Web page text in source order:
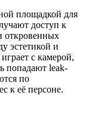
площадкой для
доступ к
откровенных
эстетикой и
с камерой,
попадают leak-
по
к её персоне.